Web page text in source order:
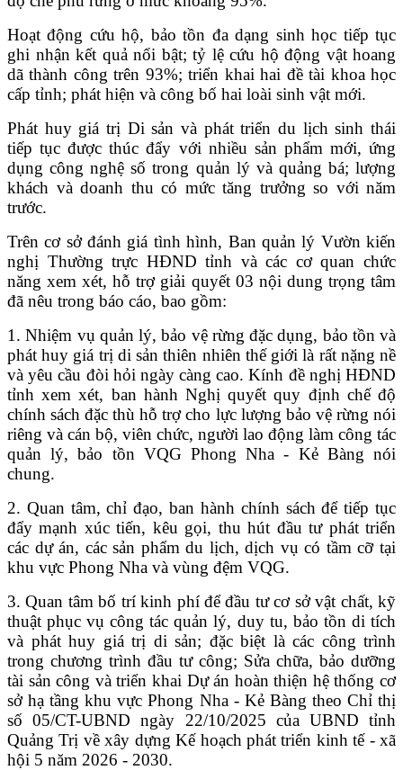
Hoạt động cứu hộ, bảo tồn đa dạng sinh học tiếp tục
ghi nhận kết quả nổi bật; tỷ lệ cứu hộ động vật hoang
dã thành công trên 93%; triển khai hai đề tài khoa học
cấp tỉnh; phát hiện và công bố hai loài sinh vật mới.
Phát huy giá trị Di sản và phát triển du lịch sinh thái
tiếp tục được thúc đẩy với nhiều sản phẩm mới, ứng
dụng công nghệ số trong quản lý và quảng bá; lượng
khách và doanh thu có mức tăng trưởng so với năm
trước.
Trên cơ sở đánh giá tình hình, Ban quản lý Vườn kiến
nghị Thường trực HĐND tỉnh và các cơ quan chức
năng xem xét, hỗ trợ giải quyết 03 nội dung trọng tâm
đã nêu trong báo cáo, bao gồm:
1. Nhiệm vụ quản lý, bảo vệ rừng đặc dụng, bảo tồn và
phát huy giá trị di sản thiên nhiên thế giới là rất nặng nề
và yêu cầu đòi hỏi ngày càng cao. Kính đề nghị HĐND
tỉnh xem xét, ban hành Nghị quyết quy định chế độ
chính sách đặc thù hỗ trợ cho lực lượng bảo vệ rừng nói
riêng và cán bộ, viên chức, người lao động làm công tác
quản lý, bảo tồn VQG Phong Nha - Kẻ Bàng nói
chung.
2. Quan tâm, chỉ đạo, ban hành chính sách để tiếp tục
đẩy mạnh xúc tiến, kêu gọi, thu hút đầu tư phát triển
các dự án, các sản phẩm du lịch, dịch vụ có tầm cỡ tại
khu vực Phong Nha và vùng đệm VQG.
3. Quan tâm bố trí kinh phí để đầu tư cơ sở vật chất, kỹ
thuật phục vụ công tác quản lý, duy tu, bảo tồn di tích
và phát huy giá trị di sản; đặc biệt là các công trình
trong chương trình đầu tư công; Sửa chữa, bảo dưỡng
tài sản công và triển khai Dự án hoàn thiện hệ thống cơ
sở hạ tầng khu vực Phong Nha - Kẻ Bàng theo Chỉ thị
số 05/CT-UBND ngày 22/10/2025 của UBND tỉnh
Quảng Trị về xây dựng Kế hoạch phát triển kinh tế - xã
hội 5 năm 2026 - 2030.